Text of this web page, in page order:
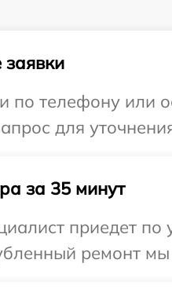
по телефону или
для
за 35 минут
приедет
ремонт